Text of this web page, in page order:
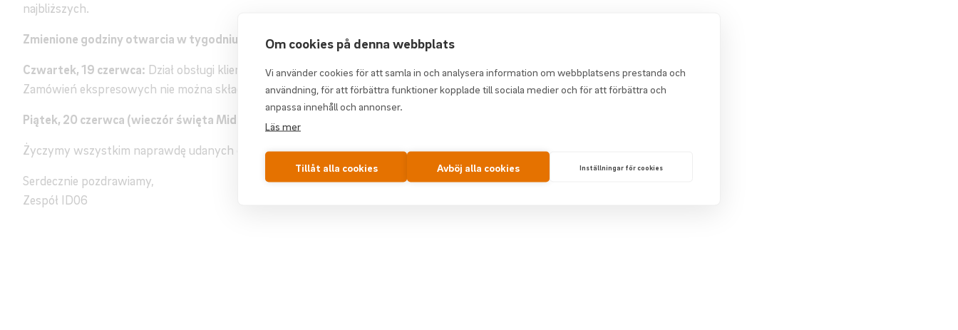
Om cookies på denna webbplats
Vi använder cookies för att samla in och analysera information om webbplatsens prestanda och
användning, för att förbättra funktioner kopplade till sociala medier och för att förbättra och
anpassa innehåll och annonser.
Läs mer
Tillåt alla cookies Avböj alla cookies Inställningar för cookies
najbliższych.
Zmienione godziny otwarcia w tygodniu święta Midsummer:
Czwartek, 19 czerwca: Dział obsługi klienta jest dostępny telefonicznie w godz. 08:00–12:00.
Zamówień ekspresowych nie można składać po godz. 10:00.
Piątek, 20 czerwca (wieczór święta Midsommar):
Życzymy wszystkim naprawdę udanych obchodów święta letniego!
Serdecznie pozdrawiamy,
Zespół ID06